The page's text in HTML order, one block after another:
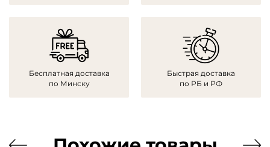
Бесплатная доставка
по Минску
Быстрая доставка
по РБ и РФ